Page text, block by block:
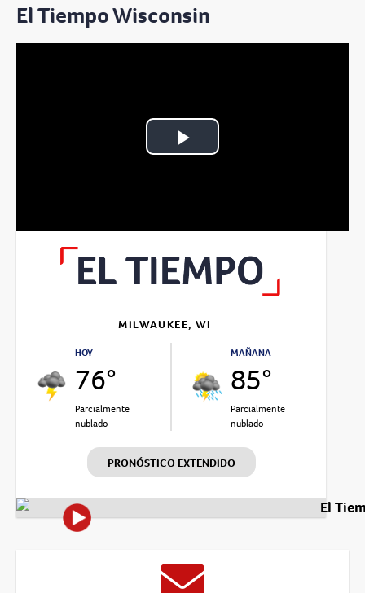
El Tiempo Wisconsin
Play
MILWAUKEE, WI
HOY
76°
Parcialmente
nublado
MAÑANA
85°
Parcialmente
nublado
PRONÓSTICO EXTENDIDO
El